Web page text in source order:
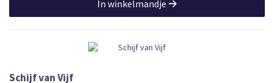
In winkelmandje
Schijf van Vijf